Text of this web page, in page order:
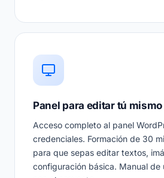
Panel para editar tú mismo
Acceso completo al panel
credenciales. Formación de 30
para que sepas editar textos,
configuración básica. Manual de